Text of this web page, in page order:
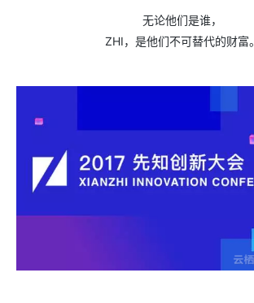
无论他们是谁，
ZHI，是他们不可替代的财富。